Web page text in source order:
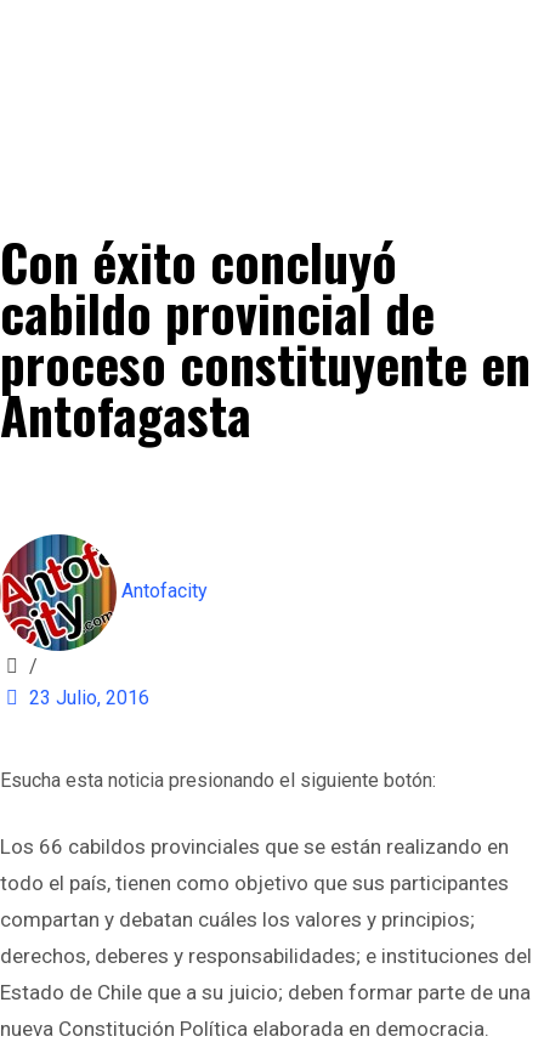
Con éxito concluyó
cabildo provincial de
proceso constituyente en
Antofagasta
Antofacity
/
23 Julio, 2016
Esucha esta noticia presionando el siguiente botón:
Los 66 cabildos provinciales que se están realizando en
todo el país, tienen como objetivo que sus participantes
compartan y debatan cuáles los valores y principios;
derechos, deberes y responsabilidades; e instituciones del
Estado de Chile que a su juicio; deben formar parte de una
nueva Constitución Política elaborada en democracia.